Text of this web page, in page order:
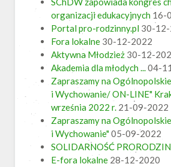
organizacji edukacyjnych 16-
Portal pro-rodzinny.pl 30-
Fora lokalne 30-12-2022
Aktywna Młodzież 30-12-
Akademia dla młodych ...04-
Zapraszamy na
i Wychowanie/ ON-LINE"
września 2022 r. 21-09-2022
Zapraszamy na
i Wychowanie" 05-09-2022
SOLIDARNOŚĆ
E-fora lokalne 28-12-2020